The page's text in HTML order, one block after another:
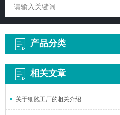
产品分类
相关文章
关于细胞工厂的相关介绍